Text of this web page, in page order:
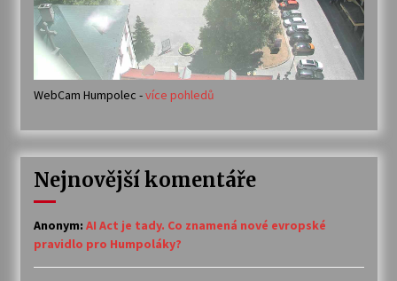
WebCam Humpolec -více pohledů
Nejnovější komentáře
Anonym: AI Act je tady. Co znamená nové evropské
pravidlo pro Humpoláky?